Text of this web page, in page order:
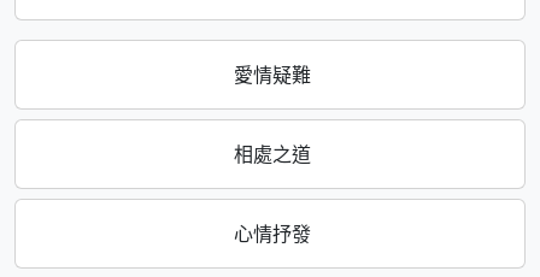
愛情疑難
相處之道
心情抒發